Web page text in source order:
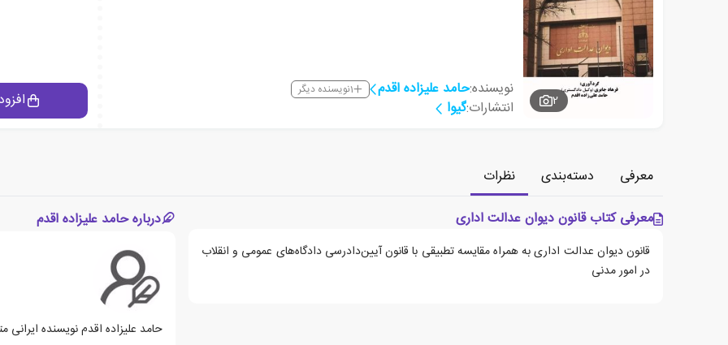
2
نویسنده:حامد علیزاده اقدم 1نویسنده دیگر
انتشارات:گیوا
معرفی دسته‌بندی
نظرات
معرفی کتاب قانون دیوان عدالت اداری
قانون دیوان عدالت اداری به همراه مقایسه‌ تطبیقی با قانون آیین‌دادرسی دادگاه‌های عمومی و انقلاب
در امور مدنی
درباره حامد علیزاده اقدم
حامد علیزاده اقدم نویسنده ایرانی متولد سال